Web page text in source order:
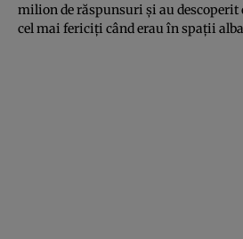
milion de răspunsuri și au
cel mai fericiți când erau în spații